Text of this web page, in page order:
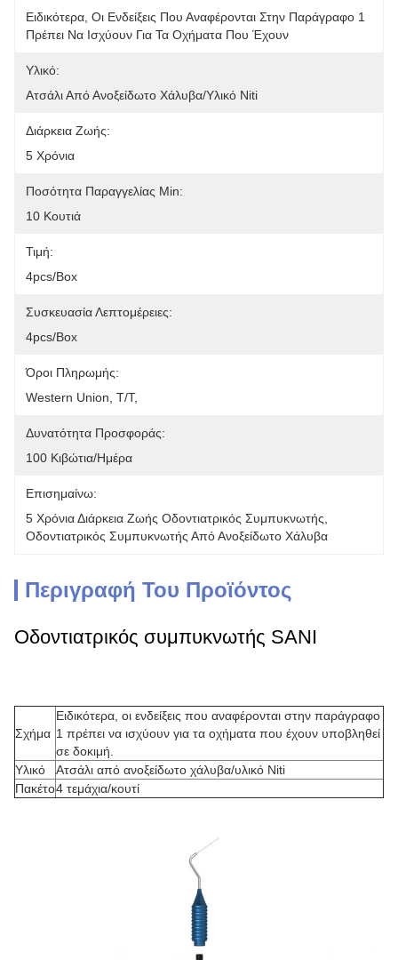
Ειδικότερα, Οι Ενδείξεις Που Αναφέρονται Στην Παράγραφο 1
Πρέπει Να Ισχύουν Για Τα Οχήματα Που Έχουν
Υλικό:
Ατσάλι Από Ανοξείδωτο Χάλυβα/υλικό Niti
Διάρκεια Ζωής:
5 Χρόνια
Ποσότητα Παραγγελίας Min:
10 Κουτιά
Τιμή:
4pcs/box
Συσκευασία Λεπτομέρειες:
4pcs/box
Όροι Πληρωμής:
Western Union, T/T,
Δυνατότητα Προσφοράς:
100 Κιβώτια/ημέρα
Επισημαίνω:
5 Χρόνια Διάρκεια Ζωής Οδοντιατρικός Συμπυκνωτής
Οδοντιατρικός Συμπυκνωτής Από Ανοξείδωτο Χάλυβα
Περιγραφή Του Προϊόντος
Οδοντιατρικός συμπυκνωτής SANI
Σχήμα
Ειδικότερα, οι ενδείξεις που αναφέρονται στην παράγραφο
1 πρέπει να ισχύουν για τα οχήματα που έχουν υποβληθεί
σε δοκιμή.
Υλικό
Ατσάλι από ανοξείδωτο χάλυβα/υλικό Niti
Πακέτο4 τεμάχια/κουτί